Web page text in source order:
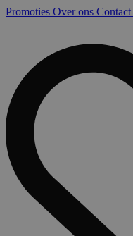
Promoties Over ons Contact